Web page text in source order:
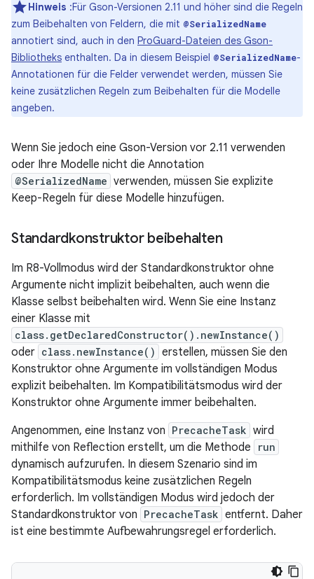
Hinweis :Für Gson-Versionen 2.11 und höher sind die Regeln
zum Beibehalten von Feldern, die mit @SerializedName
annotiert sind, auch in den ProGuard-Dateien des Gson-
Bibliotheks enthalten. Da in diesem Beispiel @SerializedName-
Annotationen für die Felder verwendet werden, müssen Sie
keine zusätzlichen Regeln zum Beibehalten für die Modelle
angeben.
Wenn Sie jedoch eine Gson-Version vor 2.11 verwenden
oder Ihre Modelle nicht die Annotation
@SerializedName verwenden, müssen Sie explizite
Keep-Regeln für diese Modelle hinzufügen.
Standardkonstruktor beibehalten
Im R8-Vollmodus wird der Standardkonstruktor ohne
Argumente nicht implizit beibehalten, auch wenn die
Klasse selbst beibehalten wird. Wenn Sie eine Instanz
einer Klasse mit
class.getDeclaredConstructor().newInstance()
oder class.newInstance() erstellen, müssen Sie den
Konstruktor ohne Argumente im vollständigen Modus
explizit beibehalten. Im Kompatibilitätsmodus wird der
Konstruktor ohne Argumente immer beibehalten.
Angenommen, eine Instanz von PrecacheTask wird
mithilfe von Reflection erstellt, um die Methode
run
dynamisch aufzurufen. In diesem Szenario sind im
Kompatibilitätsmodus keine zusätzlichen Regeln
erforderlich. Im vollständigen Modus wird jedoch der
Standardkonstruktor von PrecacheTask entfernt. Daher
ist eine bestimmte Aufbewahrungsregel erforderlich.